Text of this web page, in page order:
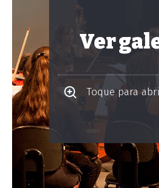
Ver
Toque para